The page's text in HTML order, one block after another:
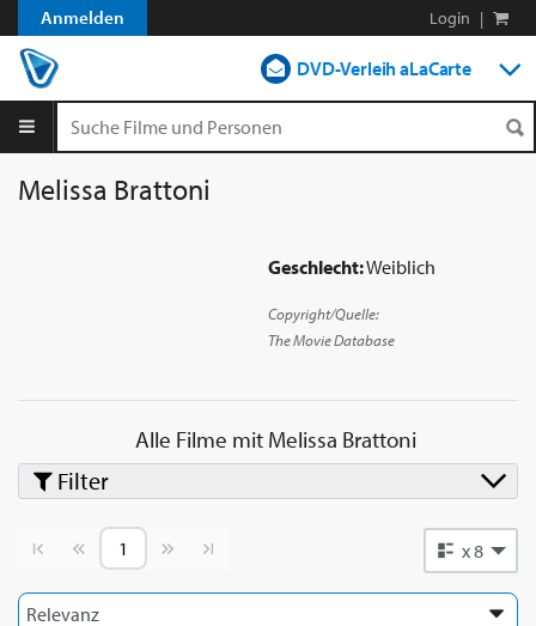
Anmelden Login |
DVD-Verleih aLaCarte
Geschlecht:Weiblich
Copyright/Quelle:
The Movie Database
Melissa Brattoni
Alle Filme mitMelissa Brattoni
Vorherige SeiteNächste Seite x 8
Filter